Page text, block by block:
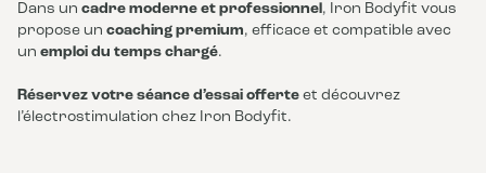
Dans un cadre moderne et professionnel , Iron Bodyfit vous
propose un coaching premium, efficace et compatible avec
un emploi du temps chargé.
Réservez votre séance d’essai offerte et découvrez
l’électrostimulation chez Iron Bodyfit.